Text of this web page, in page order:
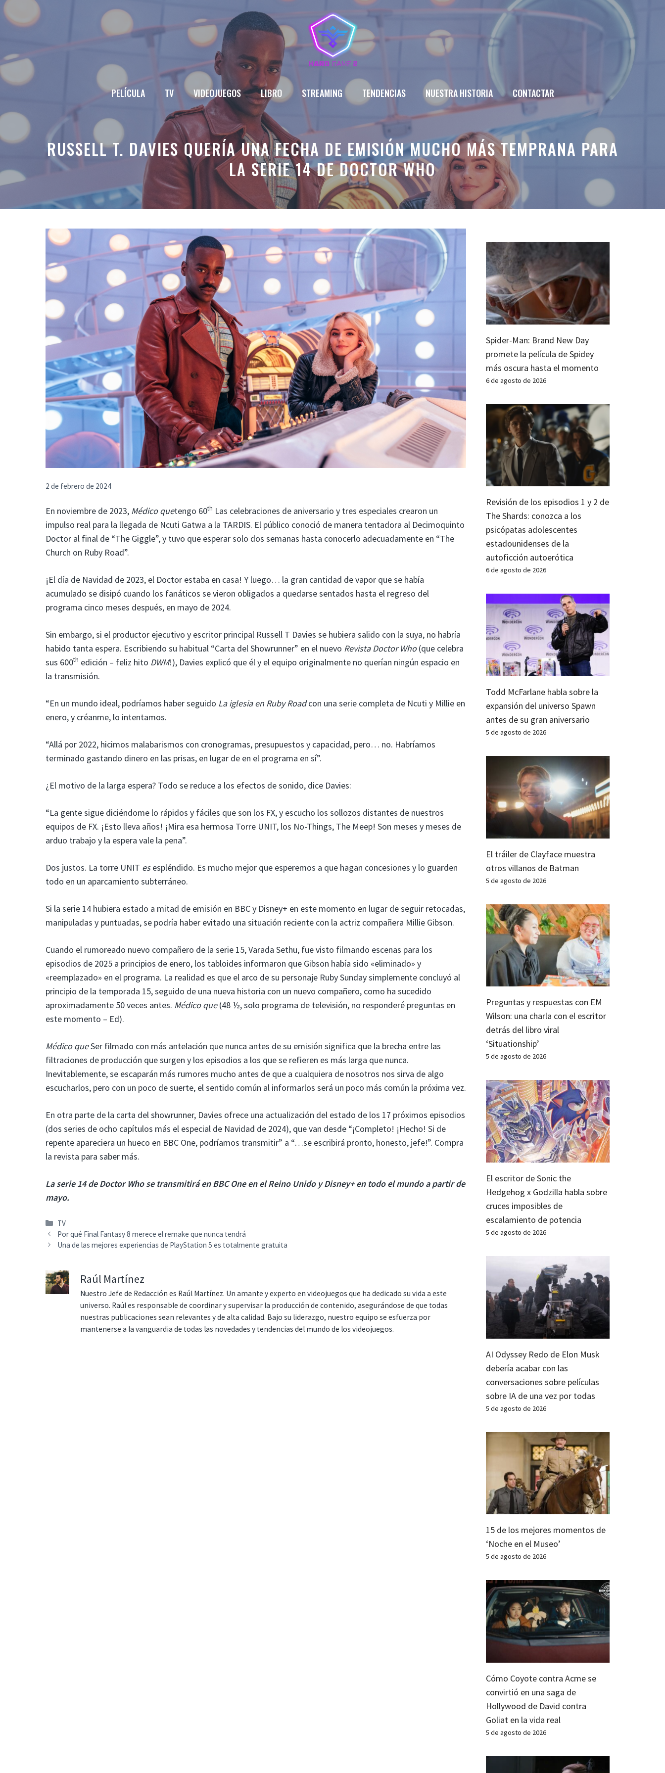
Saltar
al
PELÍCULA TV VIDEOJUEGOS LIBRO STREAMING TENDENCIAS NUESTRA HISTORIA CONTACTAR
RUSSELL T. DAVIES QUERÍA UNA FECHA DE EMISIÓN MUCHO MÁS TEMPRANA PARA
LA SERIE 14 DE DOCTOR WHO
2 de febrero de 2024
En noviembre de 2023, Médico quetengo 60th Las celebraciones de aniversario y tres especiales crearon un
impulso real para la llegada de Ncuti Gatwa a la TARDIS. El público conoció de manera tentadora al Decimoquinto
Doctor al final de “The Giggle”, y tuvo que esperar solo dos semanas hasta conocerlo adecuadamente en “The
Church on Ruby Road”.
¡El día de Navidad de 2023, el Doctor estaba en casa! Y luego… la gran cantidad de vapor que se había
acumulado se disipó cuando los fanáticos se vieron obligados a quedarse sentados hasta el regreso del
programa cinco meses después, en mayo de 2024.
Sin embargo, si el productor ejecutivo y escritor principal Russell T Davies se hubiera salido con la suya, no habría
habido tanta espera. Escribiendo su habitual “Carta del Showrunner” en el nuevo Revista Doctor Who(que celebra
sus 600th edición – feliz hito DWM!), Davies explicó que él y el equipo originalmente no querían ningún espacio en
la transmisión.
“En un mundo ideal, podríamos haber seguido La iglesia en Ruby Roadcon una serie completa de Ncuti y Millie en
enero, y créanme, lo intentamos.
“Allá por 2022, hicimos malabarismos con cronogramas, presupuestos y capacidad, pero… no. Habríamos
terminado gastando dinero en las prisas, en lugar de en el programa en sí”.
¿El motivo de la larga espera? Todo se reduce a los efectos de sonido, dice Davies:
“La gente sigue diciéndome lo rápidos y fáciles que son los FX, y escucho los sollozos distantes de nuestros
equipos de FX. ¡Esto lleva años! ¡Mira esa hermosa Torre UNIT, los No-Things, The Meep! Son meses y meses de
arduo trabajo y la espera vale la pena”.
Dos justos. La torre UNIT esespléndido. Es mucho mejor que esperemos a que hagan concesiones y lo guarden
todo en un aparcamiento subterráneo.
Si la serie 14 hubiera estado a mitad de emisión en BBC y Disney+ en este momento en lugar de seguir retocadas,
manipuladas y puntuadas, se podría haber evitado una situación reciente con la actriz compañera Millie Gibson.
Cuando el rumoreado nuevo compañero de la serie 15, Varada Sethu, fue visto filmando escenas para los
episodios de 2025 a principios de enero, los tabloides informaron que Gibson había sido «eliminado» y
«reemplazado» en el programa. La realidad es que el arco de su personaje Ruby Sunday simplemente concluyó al
principio de la temporada 15, seguido de una nueva historia con un nuevo compañero, como ha sucedido
aproximadamente 50 veces antes. Médico que(48 ½, solo programa de televisión, no responderé preguntas en
este momento – Ed).
Médico queSer filmado con más antelación que nunca antes de su emisión significa que la brecha entre las
filtraciones de producción que surgen y los episodios a los que se refieren es más larga que nunca.
Inevitablemente, se escaparán más rumores mucho antes de que a cualquiera de nosotros nos sirva de algo
escucharlos, pero con un poco de suerte, el sentido común al informarlos será un poco más común la próxima vez.
En otra parte de la carta del showrunner, Davies ofrece una actualización del estado de los 17 próximos episodios
(dos series de ocho capítulos más el especial de Navidad de 2024), que van desde “¡Completo! ¡Hecho! Si de
repente apareciera un hueco en BBC One, podríamos transmitir” a “…se escribirá pronto, honesto, jefe!”. Compra
la revista para saber más.
La serie 14 de Doctor Who se transmitirá en BBC One en el Reino Unido y Disney+ en todo el mundo a partir de
mayo.
Categorías
TV
Por qué Final Fantasy 8 merece el remake que nunca tendrá
Una de las mejores experiencias de PlayStation 5 es totalmente gratuita
Raúl Martínez
Nuestro Jefe de Redacción es Raúl Martínez. Un amante y experto en videojuegos que ha dedicado su vida a este
universo. Raúl es responsable de coordinar y supervisar la producción de contenido, asegurándose de que todas
nuestras publicaciones sean relevantes y de alta calidad. Bajo su liderazgo, nuestro equipo se esfuerza por
mantenerse a la vanguardia de todas las novedades y tendencias del mundo de los videojuegos.
Spider-Man: Brand New Day
promete la película de Spidey
más oscura hasta el momento
6 de agosto de 2026
Revisión de los episodios 1 y 2 de
The Shards: conozca a los
psicópatas adolescentes
estadounidenses de la
autoficción autoerótica
6 de agosto de 2026
Todd McFarlane habla sobre la
expansión del universo Spawn
antes de su gran aniversario
5 de agosto de 2026
El tráiler de Clayface muestra
otros villanos de Batman
5 de agosto de 2026
Preguntas y respuestas con EM
Wilson: una charla con el escritor
detrás del libro viral
‘Situationship’
5 de agosto de 2026
El escritor de Sonic the
Hedgehog x Godzilla habla sobre
cruces imposibles de
escalamiento de potencia
5 de agosto de 2026
AI Odyssey Redo de Elon Musk
debería acabar con las
conversaciones sobre películas
sobre IA de una vez por todas
5 de agosto de 2026
15 de los mejores momentos de
‘Noche en el Museo’
5 de agosto de 2026
Cómo Coyote contra Acme se
convirtió en una saga de
Hollywood de David contra
Goliat en la vida real
5 de agosto de 2026